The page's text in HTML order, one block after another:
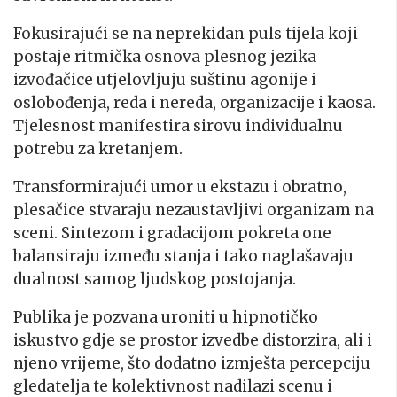
Fokusirajući se na neprekidan puls tijela koji
postaje ritmička osnova plesnog jezika
izvođačice utjelovljuju suštinu agonije i
oslobođenja, reda i nereda, organizacije i kaosa.
Tjelesnost manifestira sirovu individualnu
potrebu za kretanjem.
Transformirajući umor u ekstazu i obratno,
plesačice stvaraju nezaustavljivi organizam na
sceni. Sintezom i gradacijom pokreta one
balansiraju između stanja i tako naglašavaju
dualnost samog ljudskog postojanja.
Publika je pozvana uroniti u hipnotičko
iskustvo gdje se prostor izvedbe distorzira, ali i
njeno vrijeme, što dodatno izmješta percepciju
gledatelja te kolektivnost nadilazi scenu i